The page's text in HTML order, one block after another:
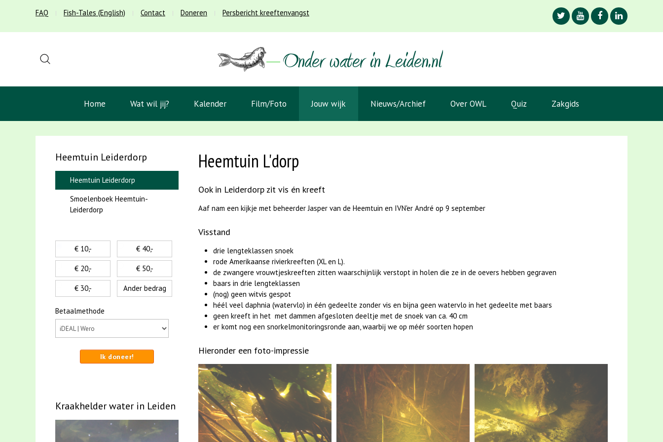
FAQ Fish-Tales (English) Contact Doneren Persbericht kreeftenvangst
Home Wat wil jij? Kalender Film/Foto Jouw wijk Nieuws/Archief Over OWL Quiz Zakgids
Heemtuin L'dorp
Ook in Leiderdorp zit vis én kreeft
Aaf nam een kijkje met beheerder Jasper van de Heemtuin en IVN'er André op 9 september
Visstand
drie lengteklassen snoek
rode Amerikaanse rivierkreeften (XL en L).
de zwangere vrouwtjeskreeften zitten waarschijnlijk verstopt in holen die ze in de oevers hebben gegraven
baars in drie lengteklassen
(nog) geen witvis gespot
héél veel daphnia (watervlo) in één gedeelte zonder vis en bijna geen watervlo in het gedeelte met baars
geen kreeft in het met dammen afgesloten deeltje met de snoek van ca. 40 cm
er komt nog een snorkelmonitoringsronde aan, waarbij we op méér soorten hopen
Hieronder een foto-impressie
Heemtuin Leiderdorp
Heemtuin Leiderdorp
Smoelenboek Heemtuin-
Leiderdorp
€ 10,-
€ 20,-
€ 30,-
€ 40,-
€ 50,-
Ander bedrag
Betaalmethode
Ik doneer!
Kraakhelder water in Leiden